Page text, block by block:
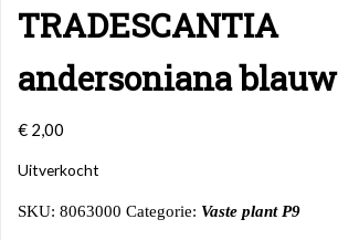
TRADESCANTIA
andersoniana blauw
€ 2,00
Uitverkocht
SKU: 8063000 Categorie: Vaste plant P9